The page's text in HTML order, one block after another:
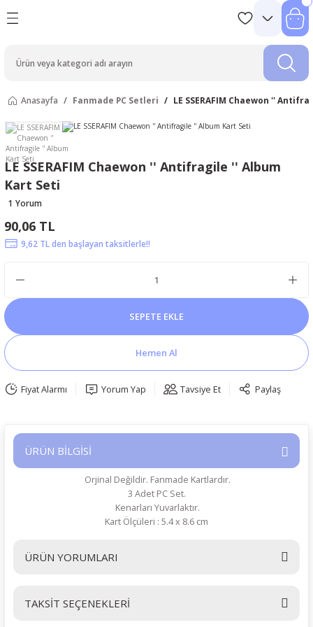
Anasayfa Fanmade PC Setleri LE SSERAFIM Chaewon ''
LE SSERAFIM Chaewon '' Antifragile '' Album
Kart Seti
1 Yorum
90,06 TL
9,62 TL den başlayan taksitlerle!!
SEPETE EKLE
Hemen Al
Fiyat Alarmı Yorum Yap Tavsiye Et Paylaş
ÜRÜN BİLGİSİ
Orjinal Değildir. Fanmade Kartlardır.
3 Adet PC Set.
Kenarları Yuvarlaktır.
Kart Ölçüleri : 5.4 x 8.6 cm
ÜRÜN YORUMLARI
TAKSİT SEÇENEKLERİ